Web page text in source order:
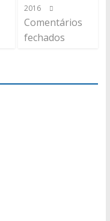
2016
Comentários
fechados